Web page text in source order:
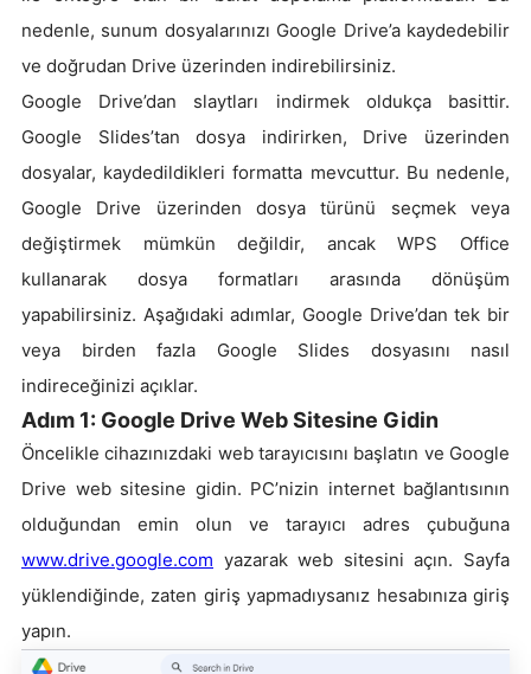
nedenle, sunum dosyalarınızı Google Drive’a kaydedebilir
ve doğrudan Drive üzerinden indirebilirsiniz.
Google Drive’dan slaytları indirmek oldukça basittir.
Google Slides’tan dosya indirirken, Drive üzerinden
dosyalar, kaydedildikleri formatta mevcuttur. Bu nedenle,
Google Drive üzerinden dosya türünü seçmek veya
değiştirmek mümkün değildir, ancak WPS Office
kullanarak dosya formatları arasında dönüşüm
yapabilirsiniz. Aşağıdaki adımlar, Google Drive’dan tek bir
veya birden fazla Google Slides dosyasını nasıl
indireceğinizi açıklar.
Adım 1: Google Drive Web Sitesine Gidin
Öncelikle cihazınızdaki web tarayıcısını başlatın ve Google
Drive web sitesine gidin. PC’nizin internet bağlantısının
olduğundan emin olun ve tarayıcı adres çubuğuna
www.drive.google.com yazarak web sitesini açın. Sayfa
yüklendiğinde, zaten giriş yapmadıysanız hesabınıza giriş
yapın.